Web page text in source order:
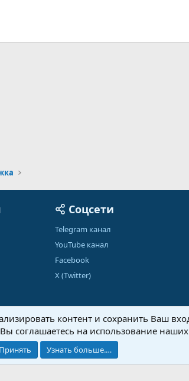
Соцсети
Telegram канал
YouTube канал
Facebook
X (Twitter)
Обратная связь Условия и правила
by XenForo® © 2010-2026 XenForo Ltd.
контент и сохранить Ваш
соглашаетесь на использование
Принять Узнать больше.…